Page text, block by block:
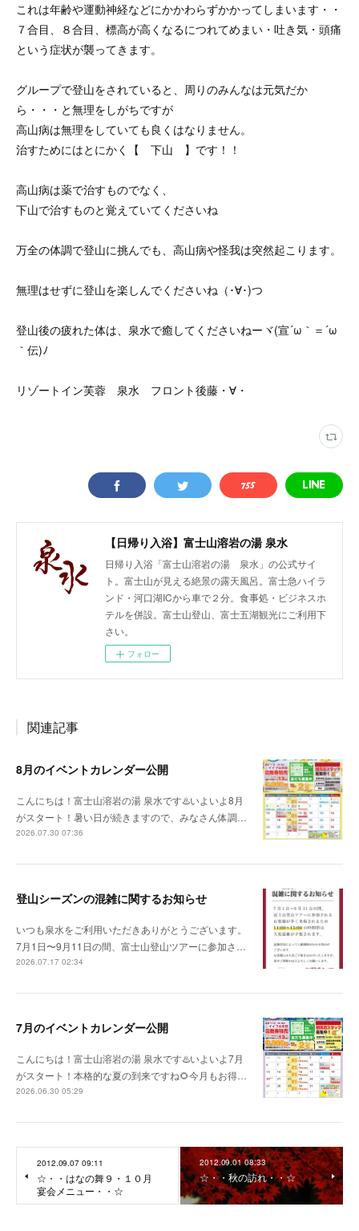
これは年齢や運動神経などにかかわらずかかってしまいます・・
７合目、８合目、標高が高くなるにつれてめまい・吐き気・頭痛
という症状が襲ってきます。
グループで登山をされていると、周りのみんなは元気だか
ら・・・と無理をしがちですが
高山病は無理をしていても良くはなりません。
治すためにはとにかく【 下山 】です！！
高山病は薬で治すものでなく、
下山で治すものと覚えていてくださいね
万全の体調で登山に挑んでも、高山病や怪我は突然起こります。
無理はせずに登山を楽しんでくださいね（･∀･)つ
登山後の疲れた体は、泉水で癒してくださいねーヾ(宣´ω｀＝´ω
｀伝)ﾉ
リゾートイン芙蓉 泉水 フロント後藤・∀・
【日帰り入浴】富士山溶岩の湯 泉水
日帰り入浴「富士山溶岩の湯 泉水」の公式サイ
ト。富士山が見える絶景の露天風呂。富士急ハイラ
ンド・河口湖ICから車で２分。食事処・ビジネスホ
テルを併設。富士山登山、富士五湖観光にご利用下
さい。
フォロー
関連記事
8月のイベントカレンダー公開
こんにちは！富士山溶岩の湯 泉水です♨️いよいよ8月
がスタート！暑い日が続きますので、みなさん体調…
2026.07.30 07:36
登山シーズンの混雑に関するお知らせ
いつも泉水をご利用いただきありがとうございます。
7月1日〜9月11日の間、富士山登山ツアーに参加さ…
2026.07.17 02:34
7月のイベントカレンダー公開
こんにちは！富士山溶岩の湯 泉水です♨️いよいよ7月
がスタート！本格的な夏の到来ですね🌻今月もお得…
2026.06.30 05:29
2012.09.07 09:11
☆・・はなの舞９・１０月
宴会メニュー・・☆
2012.09.01 08:33
☆・・秋の訪れ・・☆